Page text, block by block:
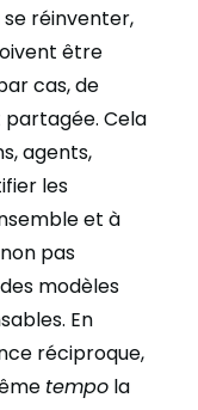
réinventer,
être
cas, de
Cela
agents,
les
et à
pas
modèles
En
réciproque,
tempo la